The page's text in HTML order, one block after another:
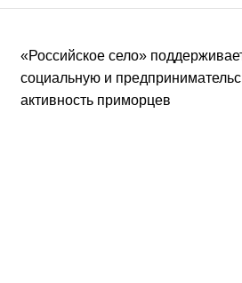
«Российское село»
социальную и
активность приморцев